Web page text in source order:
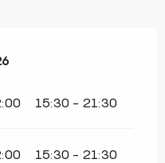
2026
15:30 - 21:30
15:30 - 21:30